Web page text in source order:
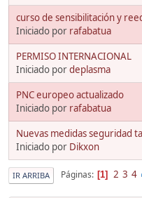
curso de sensibilitación y
Iniciado por rafabatua
PERMISO INTERNACIONAL
Iniciado pordeplasma
PNC europeo actualizado
Iniciado por rafabatua
Nuevas medidas seguridad
Iniciado por Dikxon
IR ARRIBA Páginas 1 2 3 4